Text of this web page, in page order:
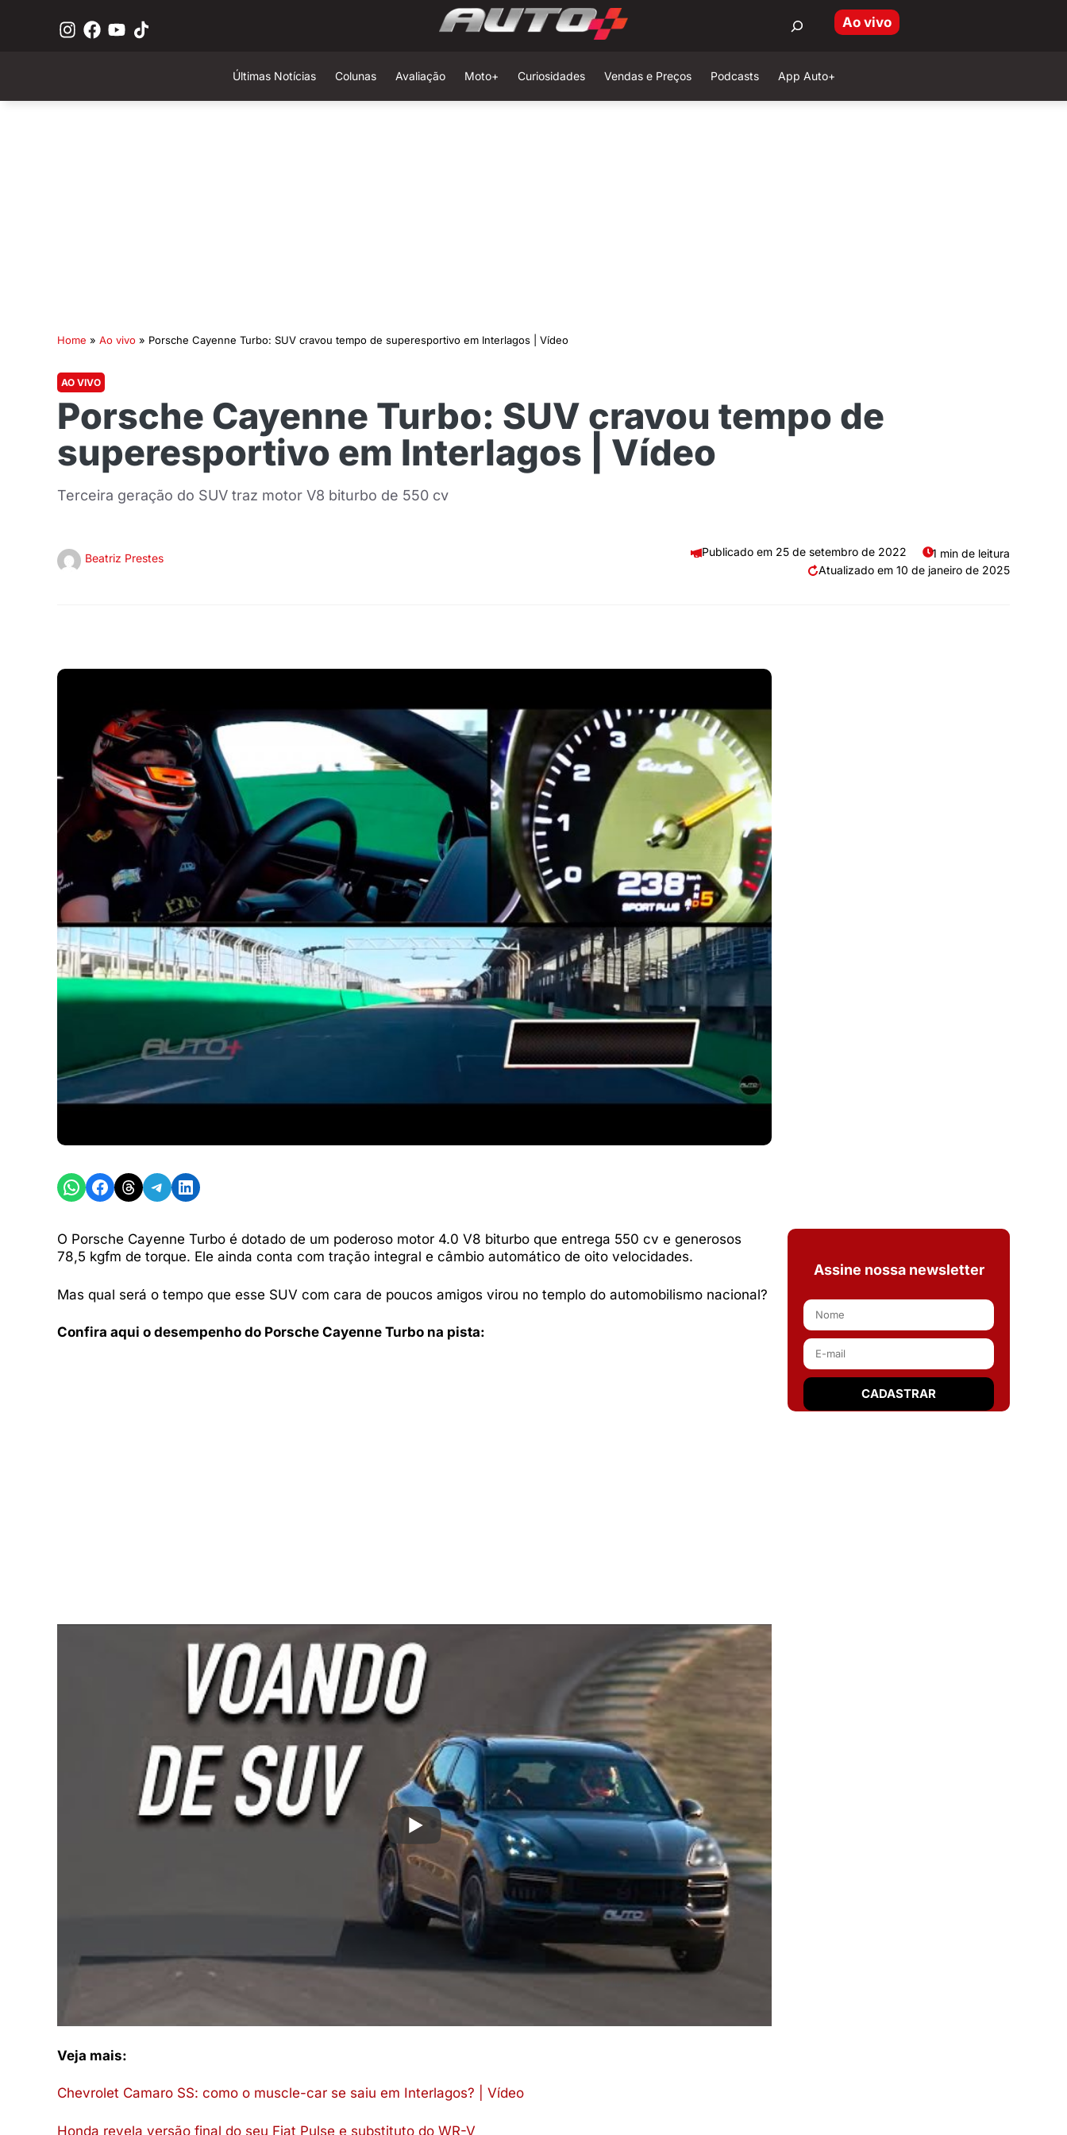
Ao vivo
Últimas Notícias Colunas Avaliação Moto+ Curiosidades Vendas e Preços Podcasts App Auto+
Home » Ao vivo » Porsche Cayenne Turbo: SUV cravou tempo de superesportivo em Interlagos | Vídeo
AO VIVO
Porsche Cayenne Turbo: SUV cravou tempo de
superesportivo em Interlagos | Vídeo
Terceira geração do SUV traz motor V8 biturbo de 550 cv
Beatriz Prestes 25 de setembro de 2022
1 min de leitura
10 de janeiro de 2025
Share on WhatsApp
Share on Facebook
Share on Threads
Share on Telegram
Share on LinkedIn
O Porsche Cayenne Turbo é dotado de um poderoso motor 4.0 V8 biturbo que entrega 550 cv e generosos
78,5 kgfm de torque. Ele ainda conta com tração integral e câmbio automático de oito velocidades.
Mas qual será o tempo que esse SUV com cara de poucos amigos virou no templo do automobilismo nacional?
Confira aqui o desempenho do Porsche Cayenne Turbo na pista:
Veja mais:
Chevrolet Camaro SS: como o muscle-car se saiu em Interlagos? | Vídeo
Honda revela versão final do seu Fiat Pulse e substituto do WR-V
Assine nossa newsletter